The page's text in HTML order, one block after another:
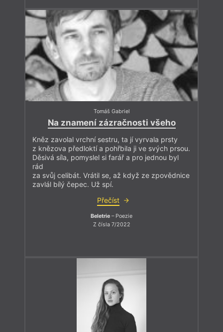
Tomáš Gabriel
Na znamení zázračnosti všeho
Kněz zavolal vrchní sestru, ta jí vyrvala prsty
z knězova předloktí a pohřbila ji ve svých prsou.
Děsivá síla, pomyslel si farář a pro jednou byl
rád
za svůj celibát. Vrátil se, až když ze zpovědnice
zavlál bílý čepec. Už spí.
Přečíst
Beletrie – Poezie
Z čísla 7/2022